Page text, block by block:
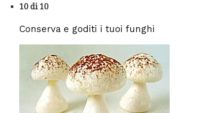
10 di 10
Conserva e goditi i tuoi funghi